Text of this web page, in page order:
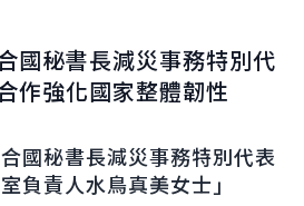
國秘書長減災事務特別代
強化國家整體韌性
國秘書長減災事務特別代表
負責人水鳥真美女士」